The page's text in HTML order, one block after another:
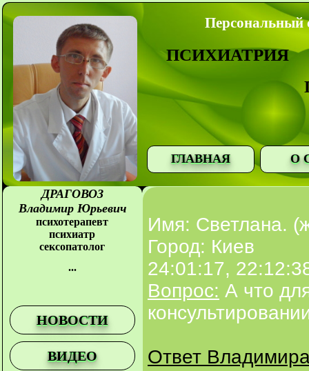
Персональный
ПСИХИАТРИЯ
ГЛАВНАЯ О
ДРАГОВОЗ
Владимир Юрьевич
психотерапевт
психиатр
сексопатолог
...
НОВОСТИ
ВИДЕО
Имя: Светлана.
Город: Киев
24:01:17,
Вопрос: А что
Ответ